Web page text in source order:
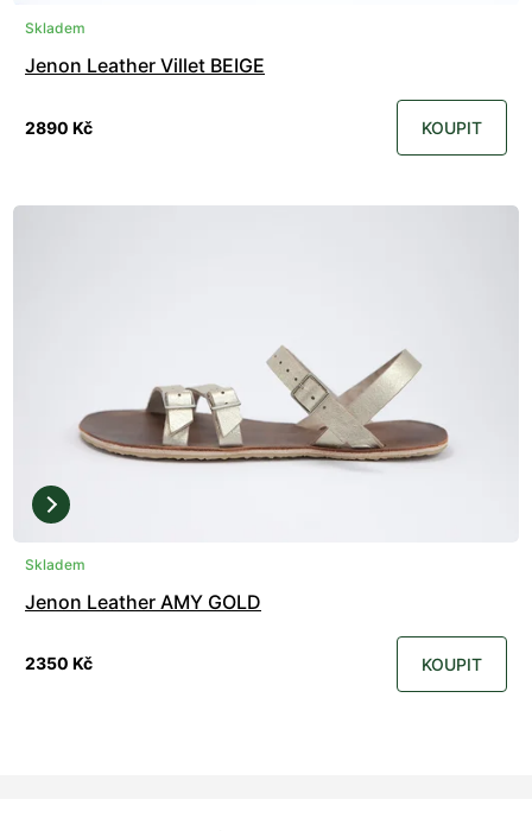
Skladem
Jenon Leather Villet BEIGE
2890 Kč KOUPIT
Skladem
Jenon Leather AMY GOLD
2350 Kč KOUPIT